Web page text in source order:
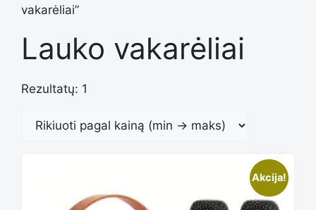
vakarėliai”
Lauko vakarėliai
Rezultatų: 1
Akcija!
This